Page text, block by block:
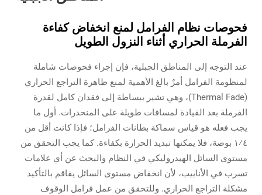
فحوصات نظام الفرامل لمنع انخفاض كفاءة
الفرملة الحراري أثناء النزول الطويل
عند التوجه إلى المناطق الجبلية، فإن إجراء فحوصات شاملة
لمنظومة الفرامل أمرٌ بالغ الأهمية لمنع ظاهرة التراجع الحراري
(Thermal Fade)، وهي تشير ببساطة إلى فقدان كامل لقدرة
الفرملة بعد القيادة لمسافات طويلة على المنحدرات. أول ما
يجب فعله هو قياس سماكة بطانات الفرامل؛ فإذا كانت أقل من
١⁄٤ بوصة، فلا يمكنها تبديد الحرارة بكفاءة. كما يجب التحقق من
مستوى السائل الهيدروليكي في النظام والبحث عن أي علامات
تسرب في الأنابيب، لأن انخفاض مستوى السائل يفاقم بالتأكيد
مشكلة التراجع الحراري. وللتحقق من عمل فرامل الوقوف